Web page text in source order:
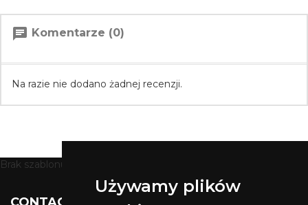
Używamy plików
chat Komentarze (0)
Na razie nie dodano żadnej recenzji.
Brak szablonu dla modułu ht_staticblocks